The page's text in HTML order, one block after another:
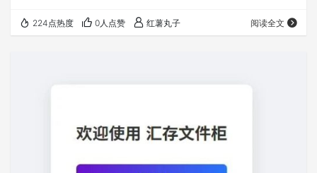
224点热度 0人点赞 红薯丸子 阅读全文